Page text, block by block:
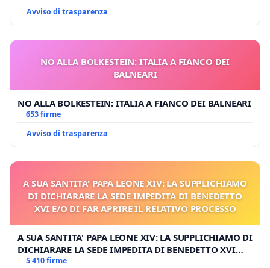
Avviso di trasparenza
NO ALLA BOLKESTEIN: ITALIA A FIANCO DEI
BALNEARI
NO ALLA BOLKESTEIN: ITALIA A FIANCO DEI BALNEARI
653 firme
Avviso di trasparenza
A SUA SANTITA' PAPA LEONE XIV: LA SUPPLICHIAMO
DI DICHIARARE LA SEDE IMPEDITA DI BENEDETTO
XVI E/O DI FAR APRIRE IL RELATIVO PROCESSO
A SUA SANTITA' PAPA LEONE XIV: LA SUPPLICHIAMO DI
DICHIARARE LA SEDE IMPEDITA DI BENEDETTO XVI
E/O DI FAR APRIRE IL RELATIVO PROCESSO
5 410 firme